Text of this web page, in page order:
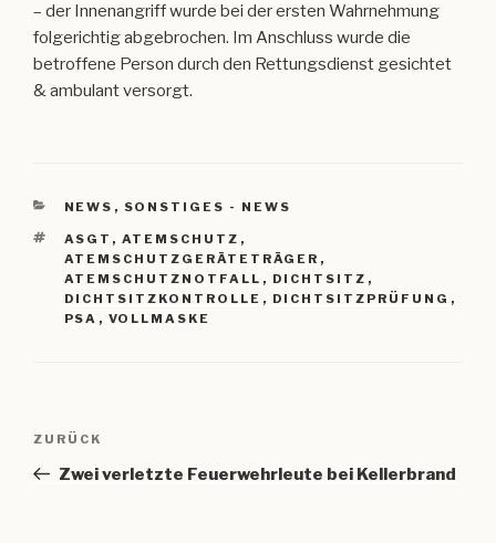
– der Innenangriff wurde bei der ersten Wahrnehmung
folgerichtig abgebrochen. Im Anschluss wurde die
betroffene Person durch den Rettungsdienst gesichtet
& ambulant versorgt.
KATEGORIEN
NEWS , SONSTIGES - NEWS
SCHLAGWÖRTER
ASGT , ATEMSCHUTZ ,
ATEMSCHUTZGERÄTETRÄGER ,
ATEMSCHUTZNOTFALL , DICHTSITZ ,
DICHTSITZKONTROLLE , DICHTSITZPRÜFUNG ,
PSA , VOLLMASKE
Beitragsnavigation
Vorheriger
Beitrag
ZURÜCK
Zwei verletzte Feuerwehrleute bei Kellerbrand